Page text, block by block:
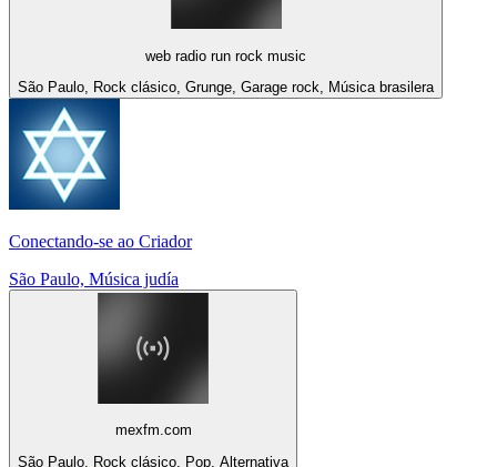
web radio run rock music
São Paulo, Rock clásico, Grunge, Garage rock, Música brasilera
Conectando-se ao Criador
São Paulo, Música judía
mexfm.com
São Paulo, Rock clásico, Pop, Alternativa